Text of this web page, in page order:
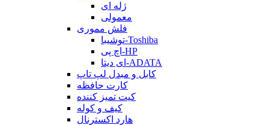
ژله ای
معمولی
فلش مموری
توشیبا-Toshiba
اچ پی-HP
ای دیتا-ADATA
کابل و مبدل لپ تاپ
کارت حافظه
کیت تمیز کننده
کیف و کوله
هارد اکسترنال